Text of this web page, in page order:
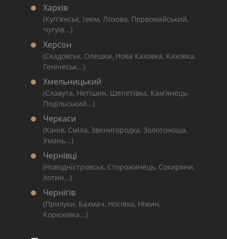
Харків
(Куп'янськ, Ізюм, Лозова, Первомайський,
Чугуїв...)
Херсон
(Скадовськ, Олешки, Нова Каховка, Каховка,
Генічеськ...)
Хмельницький
(Славута, Нетішин, Шепетівка, Кам'янець-
Подільський...)
Черкаси
(Канів, Сміла, Звенигородка, Золотоноша,
Умань...)
Чернівці
(Новодністровськ, Сторожинець, Сокиряни,
Хотин...)
Чернігів
(Прилуки, Бахмач, Носівка, Ніжин,
Корюківка...)